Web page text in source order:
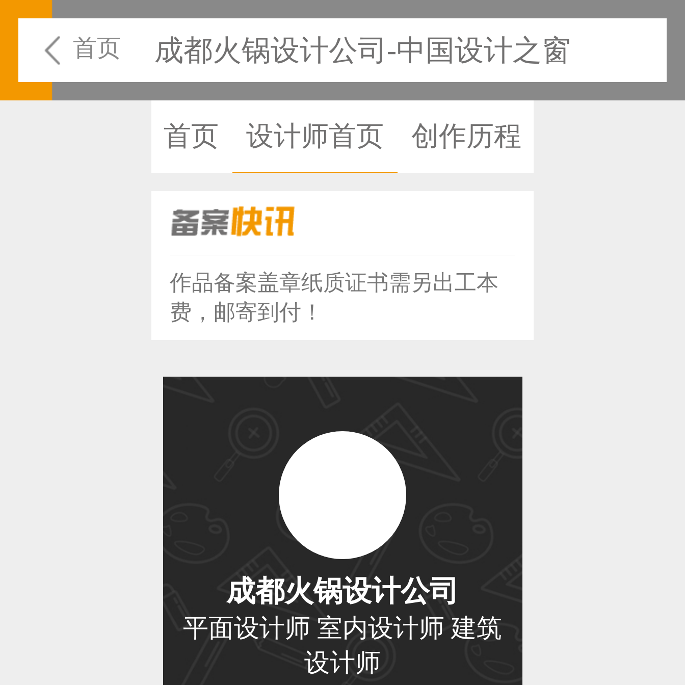
首页 成都火锅设计公司-中国设计之窗
首页 设计师首页 创作历程
恭喜159****4930用户作品已成功备案！
恭喜150****6483用户作品已成功备案！
恭喜159****4201用户作品已成功备案！
恭喜133****6466用户作品已成功备案！
恭喜131****1475用户作品已成功备案！
恭喜133****8874用户作品已成功备案！
作品备案盖章纸质证书需另出工本
费，邮寄到付！
成都火锅设计公司
平面设计师 室内设计师 建筑
设计师